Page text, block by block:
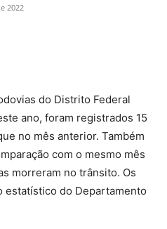
2022
do Distrito Federal
ano, foram registrados 15
no mês anterior. Também
com o mesmo mês
morreram no trânsito. Os
estatístico do Departamento